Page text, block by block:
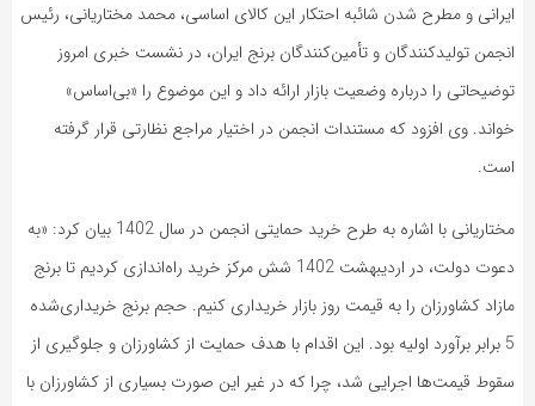
به
اشتراک
بگذارید.
کپی
ایرانی و مطرح شدن شائبه احتکار این کالای اساسی، محمد مختاریانی، رئیس
انجمن تولیدکنندگان و تأمین‌کنندگان برنج ایران، در نشست خبری امروز
توضیحاتی را درباره وضعیت بازار ارائه داد و این موضوع را «بی‌اساس»
خواند. وی افزود که مستندات انجمن در اختیار مراجع نظارتی قرار گرفته
است.
مختاریانی با اشاره به طرح خرید حمایتی انجمن در سال 1402 بیان کرد: «به
دعوت دولت، در اردیبهشت 1402 شش مرکز خرید راه‌اندازی کردیم تا برنج
مازاد کشاورزان را به قیمت روز بازار خریداری کنیم. حجم برنج خریداری‌شده
5 برابر برآورد اولیه بود. این اقدام با هدف حمایت از کشاورزان و جلوگیری از
سقوط قیمت‌ها اجرایی شد، چرا که در غیر این صورت بسیاری از کشاورزان با